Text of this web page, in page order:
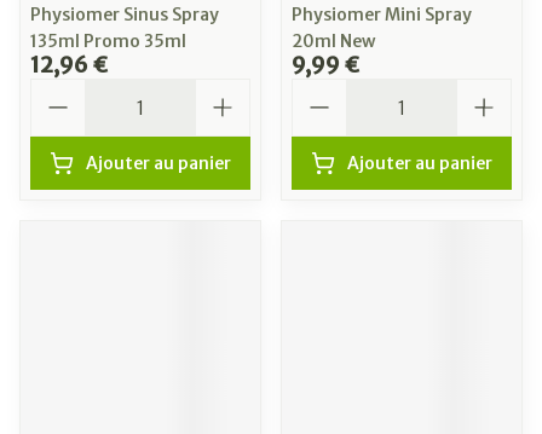
Physiomer Sinus Spray
135ml Promo 35ml
12,96 €
Ajouter au panier
Physiomer Mini Spray
20ml New
9,99 €
Ajouter au panier